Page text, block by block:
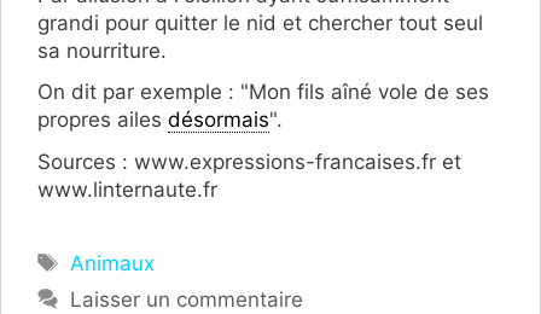
grandi pour quitter le nid et chercher tout seul
sa nourriture.
On dit par exemple : "Mon fils aîné vole de ses
propres ailes désormais".
Sources : www.expressions-francaises.fr et
www.linternaute.fr
Étiquettes
Animaux
Laisser un commentaire